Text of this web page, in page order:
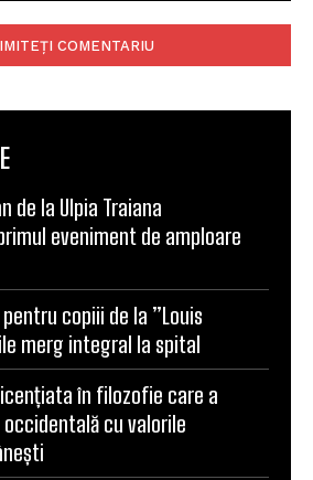
de la Ulpia Traiana
eveniment de amploare
copiii de la ”Louis
merg integral la spital
în filozofie care a
cu valorile